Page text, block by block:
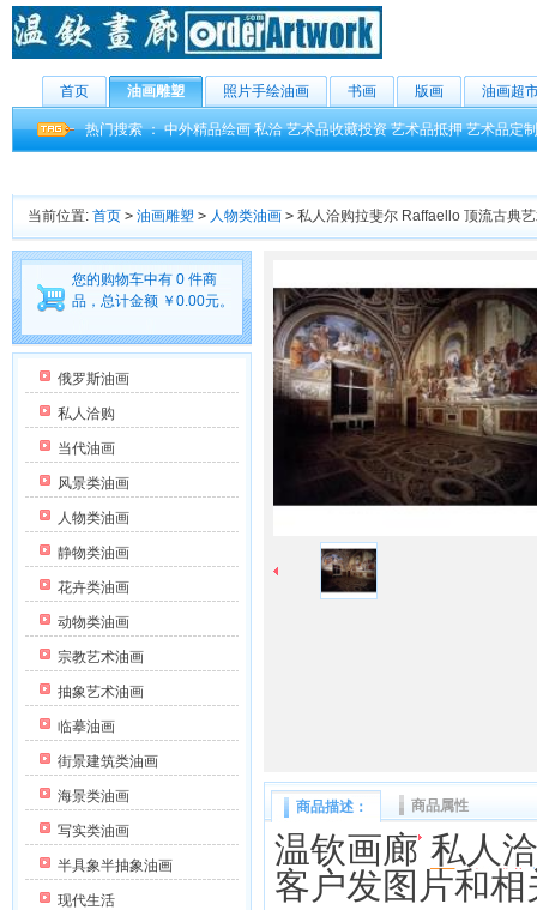
首页 油画雕塑 照片手绘油画 书画 版画 油画超
热门搜索 ：中外精品绘画 私洽 艺术品收藏投资 艺术品抵押 艺术品定制
当前位置: 首页 > 油画雕塑 > 人物类油画 > 私人洽购拉斐尔 Raffaello 顶流古典
您的购物车中有 0 件商
品，总计金额 ￥0.00元。
俄罗斯油画
私人洽购
当代油画
风景类油画
人物类油画
静物类油画
花卉类油画
动物类油画
宗教艺术油画
抽象艺术油画
临摹油画
街景建筑类油画
海景类油画
写实类油画
半具象半抽象油画
现代生活
商品描述： 商品属性
温钦画廊 私人
客户发图片和相